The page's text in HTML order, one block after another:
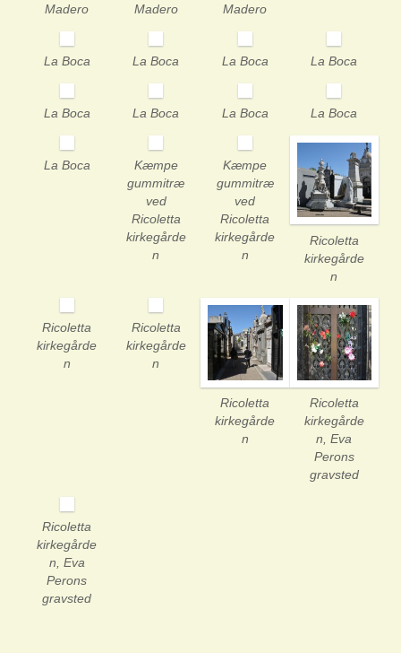
Madero
Madero
Madero
La Boca La Boca La Boca La Boca
La Boca La Boca La Boca La Boca
La Boca
Kæmpe
gummitræ
ved
Ricoletta
kirkegårde
n
Kæmpe
gummitræ
ved
Ricoletta
kirkegårde
n
Ricoletta
kirkegårde
n
Ricoletta
kirkegårde
n
Ricoletta
kirkegårde
n
Ricoletta
kirkegårde
n
Ricoletta
kirkegårde
n, Eva
Perons
gravsted
Ricoletta
kirkegårde
n, Eva
Perons
gravsted